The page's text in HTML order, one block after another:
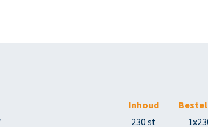
Inhoud
230 st